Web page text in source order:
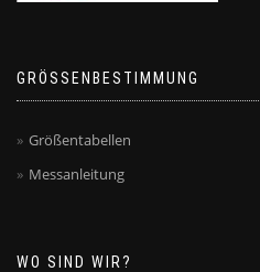
GRÖSSENBESTIMMUNG
Größentabellen
Messanleitung
WO SIND WIR?